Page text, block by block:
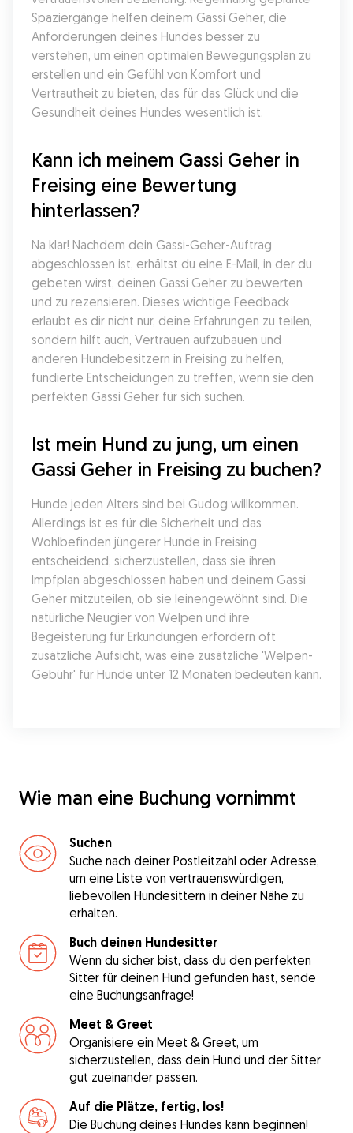
Spaziergänge helfen deinem Gassi Geher, die
Anforderungen deines Hundes besser zu
verstehen, um einen optimalen Bewegungsplan zu
erstellen und ein Gefühl von Komfort und
Vertrautheit zu bieten, das für das Glück und die
Gesundheit deines Hundes wesentlich ist.
Kann ich meinem Gassi Geher in
Freising eine Bewertung
hinterlassen?
Na klar! Nachdem dein Gassi-Geher-Auftrag
abgeschlossen ist, erhältst du eine E-Mail, in der du
gebeten wirst, deinen Gassi Geher zu bewerten
und zu rezensieren. Dieses wichtige Feedback
erlaubt es dir nicht nur, deine Erfahrungen zu teilen,
sondern hilft auch, Vertrauen aufzubauen und
anderen Hundebesitzern in Freising zu helfen,
fundierte Entscheidungen zu treffen, wenn sie den
perfekten Gassi Geher für sich suchen.
Ist mein Hund zu jung, um einen
Gassi Geher in Freising zu buchen?
Hunde jeden Alters sind bei Gudog willkommen.
Allerdings ist es für die Sicherheit und das
Wohlbefinden jüngerer Hunde in Freising
entscheidend, sicherzustellen, dass sie ihren
Impfplan abgeschlossen haben und deinem Gassi
Geher mitzuteilen, ob sie leinengewöhnt sind. Die
natürliche Neugier von Welpen und ihre
Begeisterung für Erkundungen erfordern oft
zusätzliche Aufsicht, was eine zusätzliche 'Welpen-
Gebühr' für Hunde unter 12 Monaten bedeuten kann.
Wie man eine Buchung vornimmt
Suchen
Suche nach deiner Postleitzahl oder Adresse,
um eine Liste von vertrauenswürdigen,
liebevollen Hundesittern in deiner Nähe zu
erhalten.
Buch deinen Hundesitter
Wenn du sicher bist, dass du den perfekten
Sitter für deinen Hund gefunden hast, sende
eine Buchungsanfrage!
Meet & Greet
Organisiere ein Meet & Greet, um
sicherzustellen, dass dein Hund und der Sitter
gut zueinander passen.
Auf die Plätze, fertig, los!
Die Buchung deines Hundes kann beginnen!